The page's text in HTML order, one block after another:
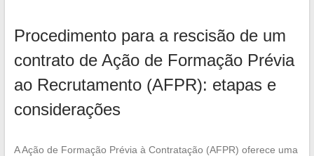
Procedimento para a rescisão de um
contrato de Ação de Formação Prévia
ao Recrutamento (AFPR): etapas e
considerações
A Ação de Formação Prévia à Contratação (AFPR) oferece uma